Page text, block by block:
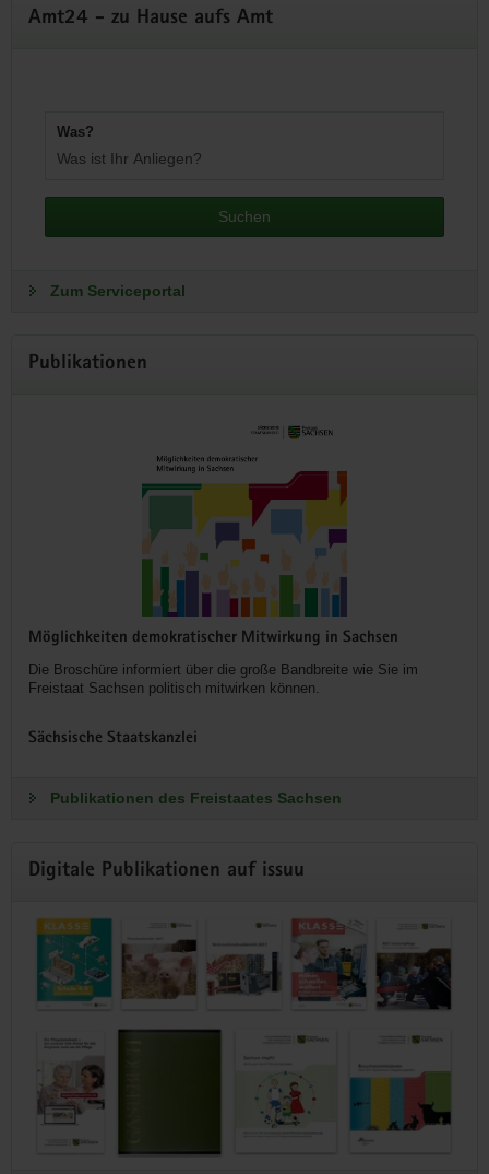
(© dpa-Zentralbild)
Ministerpräsident von Sachsen, Sven
Schulze (CDU), Ministerpräsident von
Ministerpräsident von Thüringen, besuchen
Kollegen aus Thüringen und Sachsen steht
Amt24 - zu Hause aufs Amt
Was?
Suchen
Zum Serviceportal
Publikationen
Möglichkeiten demokratischer Mitwirkung in Sachsen
Die Broschüre informiert über die große Bandbreite wie Sie im
Freistaat Sachsen politisch mitwirken können.
Sächsische Staatskanzlei
Publikationen des Freistaates Sachsen
Digitale Publikationen auf issuu